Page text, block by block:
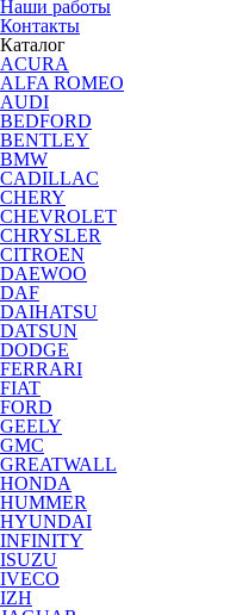
Наши работы
Контакты
Каталог
ACURA
ALFA ROMEO
AUDI
BEDFORD
BENTLEY
BMW
CADILLAC
CHERY
CHEVROLET
CHRYSLER
CITROEN
DAEWOO
DAF
DAIHATSU
DATSUN
DODGE
FERRARI
FIAT
FORD
GEELY
GMC
GREATWALL
HONDA
HUMMER
HYUNDAI
INFINITY
ISUZU
IVECO
IZH